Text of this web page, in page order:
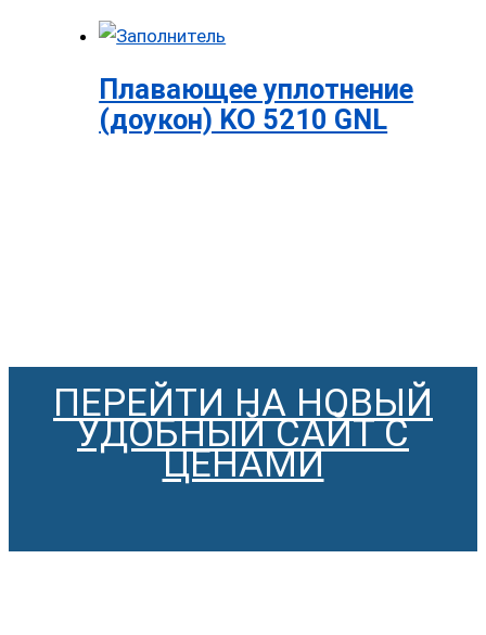
Плавающее уплотнение
(доукон) KO 5210 GNL
ПЕРЕЙТИ НА НОВЫЙ
УДОБНЫЙ САЙТ С
ЦЕНАМИ